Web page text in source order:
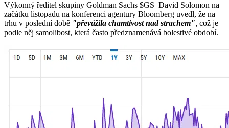
Výkonný ředitel skupiny Goldman Sachs $GS David Solomon na
začátku listopadu na konferenci agentury Bloomberg uvedl, že na
trhu v poslední době "převážila chamtivost nad strachem", což je
podle něj samolibost, která často předznamenává bolestivé období.